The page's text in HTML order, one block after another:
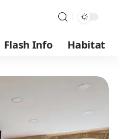
Flash Info Habitat